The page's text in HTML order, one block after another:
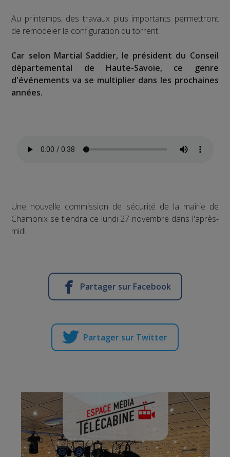
Au printemps, des travaux plus importants permettront
de remodeler la configuration du torrent.
Car selon Martial Saddier, le président du Conseil
départemental de Haute-Savoie, ce genre
d'événements va se multiplier dans les prochaines
années.
Une nouvelle commission de sécurité de la mairie de
Chamonix se tiendra ce lundi 27 novembre dans l'après-
midi.
Partager sur Facebook
Partager sur Twitter